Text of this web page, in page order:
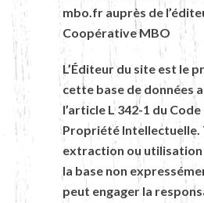
mbo.fr auprès de
Coopérative MBO
L’Éditeur du site est le
cette base de données
l’article L 342-1 du Code
Propriété Intellectuelle.
extraction ou utilisation
la base non
peut engager la